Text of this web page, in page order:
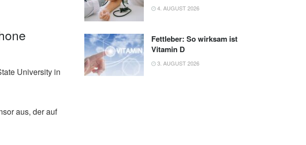
University in
aus, der auf
4. AUGUST 2026
Fettleber: So wirksam ist
Vitamin D
3. AUGUST 2026